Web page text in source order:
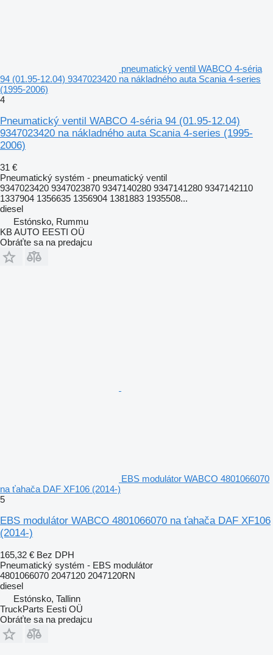
pneumatický ventil WABCO 4-séria
94 (01.95-12.04) 9347023420 na nákladného auta Scania 4-series
(1995-2006)
4
Pneumatický ventil WABCO 4-séria 94 (01.95-12.04)
9347023420 na nákladného auta Scania 4-series (1995-
2006)
31 €
Pneumatický systém - pneumatický ventil
9347023420 9347023870 9347140280 9347141280 9347142110
1337904 1356635 1356904 1381883 1935508...
diesel
Estónsko, Rummu
KB AUTO EESTI OÜ
Obráťte sa na predajcu
EBS modulátor WABCO 4801066070
na ťahača DAF XF106 (2014-)
5
EBS modulátor WABCO 4801066070 na ťahača DAF XF106
(2014-)
165,32 € Bez DPH
Pneumatický systém - EBS modulátor
4801066070 2047120 2047120RN
diesel
Estónsko, Tallinn
TruckParts Eesti OÜ
Obráťte sa na predajcu